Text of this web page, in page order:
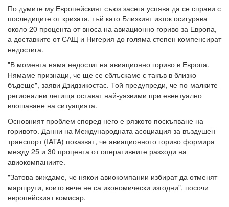
По думите му Европейският съюз засега успява да се справи с
последиците от кризата, тъй като Близкият изток осигурява
около 20 процента от вноса на авиационно гориво за Европа,
а доставките от САЩ и Нигерия до голяма степен компенсират
недостига.
"В момента няма недостиг на авиационно гориво в Европа.
Нямаме признаци, че ще се сблъскаме с такъв в близко
бъдеще", заяви Дзидзикостас. Той предупреди, че по-малките
регионални летища остават най-уязвими при евентуално
влошаване на ситуацията.
Основният проблем според него е рязкото поскъпване на
горивото. Данни на Международната асоциация за въздушен
транспорт (IATA) показват, че авиационното гориво формира
между 25 и 30 процента от оперативните разходи на
авиокомпаниите.
"Затова виждаме, че някои авиокомпании избират да отменят
маршрути, които вече не са икономически изгодни", посочи
европейският комисар.